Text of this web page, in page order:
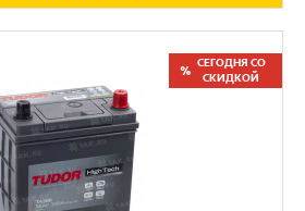
СЕГОДНЯ СО
СКИДКОЙ